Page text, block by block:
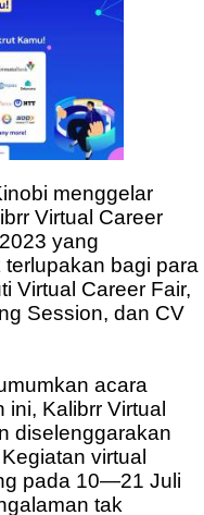
menggelar
Virtual Career
yang
bagi para
Virtual Career Fair,
Session, dan CV
acara
Kalibrr Virtual
diselenggarakan
virtual
pada 10—21 Juli
tak